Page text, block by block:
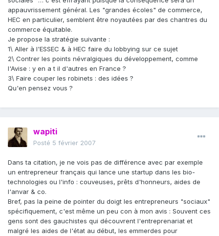
appauvrissement général. Les "grandes écoles" de commerce,
HEC en particulier, semblent être noyautées par des chantres du
commerce équitable.
Je propose la stratégie suivante :
1\ Aller à l'ESSEC & à HEC faire du lobbying sur ce sujet
2\ Contrer les points névralgiques du développement, comme
l'Avise : y en a t il d'autres en France ?
3\ Faire couper les robinets : des idées ?
Qu'en pensez vous ?
wapiti
Posté 5 février 2007
Dans ta citation, je ne vois pas de différence avec par exemple
un entrepreneur français qui lance une startup dans les bio-
technologies ou l'info : couveuses, prêts d'honneurs, aides de
l'anvar & co.
Bref, pas la peine de pointer du doigt les entrepreneurs "sociaux"
spécifiquement, c'est même un peu con à mon avis : Souvent ces
gens sont des gauchistes qui découvrent l'entreprenariat et
malgré les aides de l'état au début, les emmerdes pour